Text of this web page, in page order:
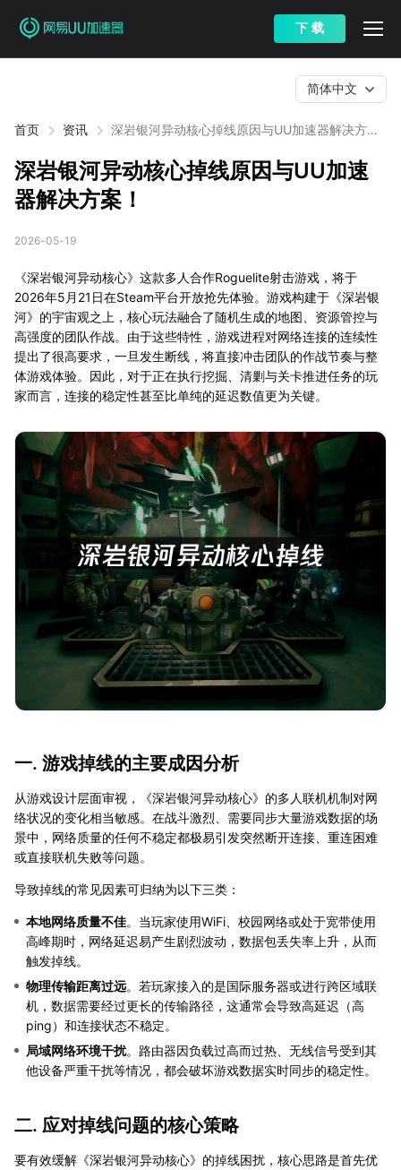
下 载
首页 资讯
深岩银河异动核心掉线原因与UU加速器解决方
简体中文
深岩银河异动核心掉线原因与UU加速
器解决方案！
2026-05-19
《深岩银河异动核心》这款多人合作Roguelite射击游戏，将于
2026年5月21日在Steam平台开放抢先体验。游戏构建于《深岩银
河》的宇宙观之上，核心玩法融合了随机生成的地图、资源管控与
高强度的团队作战。由于这些特性，游戏进程对网络连接的连续性
提出了很高要求，一旦发生断线，将直接冲击团队的作战节奏与整
体游戏体验。因此，对于正在执行挖掘、清剿与关卡推进任务的玩
家而言，连接的稳定性甚至比单纯的延迟数值更为关键。
一. 游戏掉线的主要成因分析
从游戏设计层面审视，《深岩银河异动核心》的多人联机机制对网
络状况的变化相当敏感。在战斗激烈、需要同步大量游戏数据的场
景中，网络质量的任何不稳定都极易引发突然断开连接、重连困难
或直接联机失败等问题。
导致掉线的常见因素可归纳为以下三类：
本地网络质量不佳。当玩家使用WiFi、校园网络或处于宽带使用
高峰期时，网络延迟易产生剧烈波动，数据包丢失率上升，从而
触发掉线。
物理传输距离过远。若玩家接入的是国际服务器或进行跨区域联
机，数据需要经过更长的传输路径，这通常会导致高延迟（高
ping）和连接状态不稳定。
局域网络环境干扰。路由器因负载过高而过热、无线信号受到其
他设备严重干扰等情况，都会破坏游戏数据实时同步的稳定性。
二. 应对掉线问题的核心策略
要有效缓解《深岩银河异动核心》的掉线困扰，核心思路是首先优